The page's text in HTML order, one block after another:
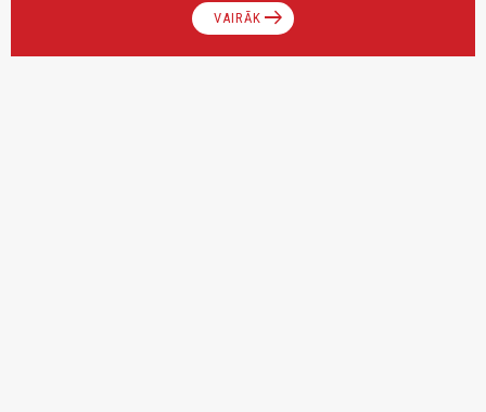
VAIRĀK arrow_right_alt